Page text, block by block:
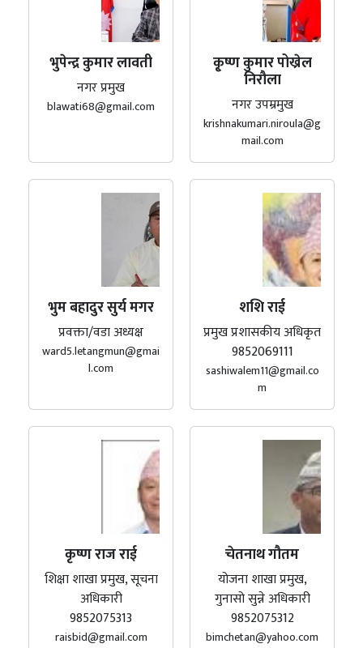
भुपेन्द्र कुमार लावती
नगर प्रमुख
blawati68@gmail.com
कृ्ष्ण कुमार पोख्रेल
निरौला
नगर उपम्रमुख
krishnakumari.niroula@g
mail.com
भुम बहादुर सुर्य मगर
प्रवक्ता/वडा अध्यक्ष
ward5.letangmun@gmai
l.com
शशि राई
प्रमुख प्रशासकीय अधिकृत
9852069111
sashiwalem11@gmail.co
m
कृष्ण राज राई
शिक्षा शाखा प्रमुख, सूचना
अधिकारी
9852075313
raisbid@gmail.com
चेतनाथ गौतम
योजना शाखा प्रमुख,
गुनासो सुन्ने अधिकारी
9852075312
bimchetan@yahoo.com